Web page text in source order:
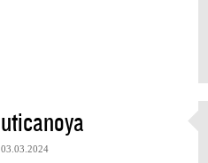
uticanoya
03.03.2024